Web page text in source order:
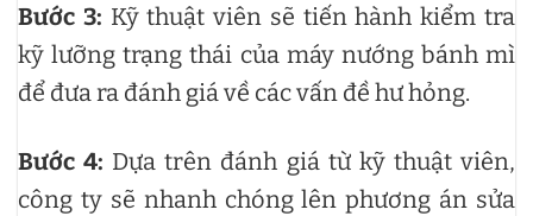
Bước 3: Kỹ thuật viên sẽ tiến hành kiểm tra
kỹ lưỡng trạng thái của máy nướng bánh mì
để đưa ra đánh giá về các vấn đề hư hỏng.
Bước 4: Dựa trên đánh giá từ kỹ thuật viên,
công ty sẽ nhanh chóng lên phương án sửa